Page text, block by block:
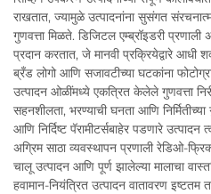
राखतात, ज्यामुळे उत्पादनांना सुसंगत
गुणवत्ता मिळते. डिजिटल एम्ब्रॉइडरी प्रणाली
प्रदान करतात, जे मानवी प्रक्रियेद्वारे आधी
ब्रँड लोगो आणि सजावटीच्या घटकांना
उत्पादन ओळींमध्ये एकत्रित केलेले गुणवत्ता
सहनशीलता, भरण्याची घनता आणि
आणि निर्दिष्ट पॅरामीटर्सबाहेर पडणारे
अग्रिम साठा व्यवस्थापन प्रणाली रेडिओ-
चालू उत्पादन आणि पूर्ण झालेल्या मालाचा
हवामान-नियंत्रित उत्पादन वातावरण इष्टतम